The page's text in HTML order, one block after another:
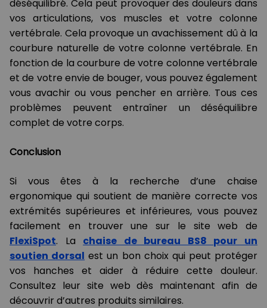
déséquilibré. Cela peut provoquer des douleurs dans
vos articulations, vos muscles et votre colonne
vertébrale. Cela provoque un avachissement dû à la
courbure naturelle de votre colonne vertébrale. En
fonction de la courbure de votre colonne vertébrale
et de votre envie de bouger, vous pouvez également
vous avachir ou vous pencher en arrière. Tous ces
problèmes peuvent entraîner un déséquilibre
complet de votre corps.
Conclusion
Si vous êtes à la recherche d’une chaise
ergonomique qui soutient de manière correcte vos
extrémités supérieures et inférieures, vous pouvez
facilement en trouver une sur le site web de
FlexiSpot. La chaise de bureau BS8 pour un
soutien dorsal est un bon choix qui peut protéger
vos hanches et aider à réduire cette douleur.
Consultez leur site web dès maintenant afin de
découvrir d’autres produits similaires.